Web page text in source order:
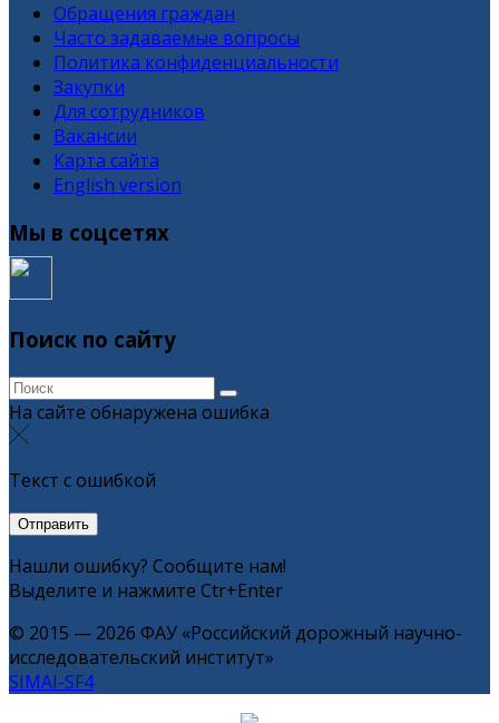
Обращения граждан
Часто задаваемые вопросы
Политика конфиденциальности
Закупки
Для сотрудников
Вакансии
Карта сайта
English version
Мы в соцсетях
Поиск по сайту
На сайте обнаружена ошибка
Текст с ошибкой
Нашли ошибку? Сообщите нам!
Выделите и нажмите Ctr+Enter
© 2015 — 2026 ФАУ «Российский дорожный научно-
исследовательский институт»
SIMAI-SF4